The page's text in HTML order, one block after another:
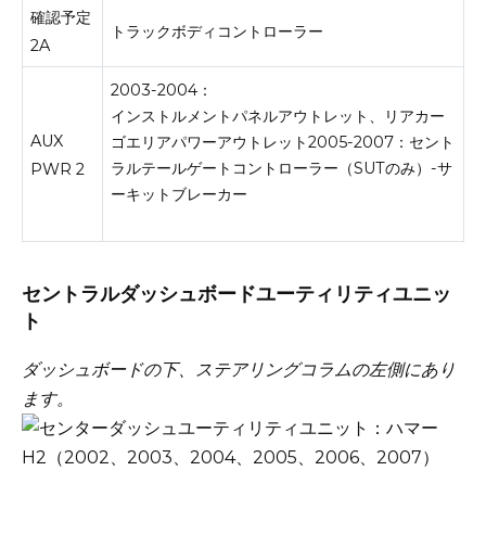
確認予定
2A
トラックボディコントローラー
AUX
PWR 2
2003-2004：
インストルメントパネルアウトレット、リアカー
ゴエリアパワーアウトレット2005-2007：セント
ラルテールゲートコントローラー（SUTのみ）-サ
ーキットブレーカー
セントラルダッシュボードユーティリティユニッ
ト
ダッシュボードの下、ステアリングコラムの左側にあり
ます。